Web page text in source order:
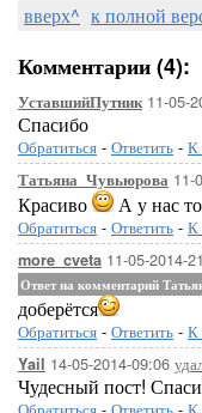
вверх^ к полной
Комментарии (4):
УставшийПутник11-05-
Спасибо
Обратиться - Ответить - К
Татьяна_Чувьюрова 11-
Красиво А у нас
Обратиться - Ответить - К
more_cveta 11-05-2014-
Ответ на комментарий
доберётся
Обратиться - Ответить - К
Yail 14-05-2014-09:06
Чудесный пост!